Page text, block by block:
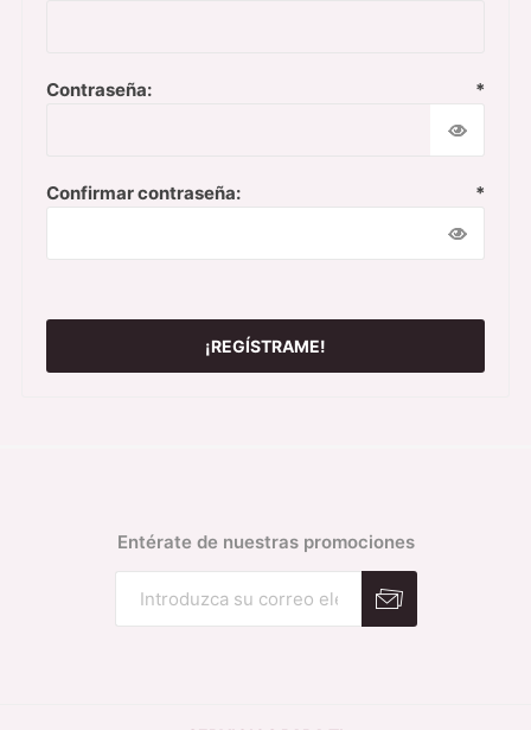
Contraseña: *
Confirmar contraseña: *
Entérate de nuestras promociones